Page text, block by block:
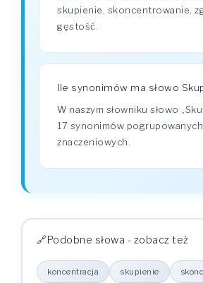
skupienie, skoncentrowanie,
gęstość.
Ile synonimów ma słowo
W naszym słowniku słowo
17 synonimów
znaczeniowych.
Podobne słowa - zobacz też
koncentracja skupienie